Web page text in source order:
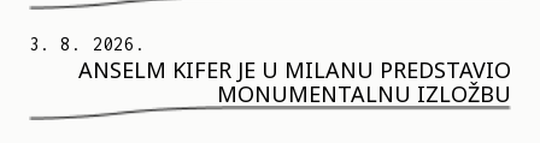
3. 8. 2026.
ANSELM KIFER JE U MILANU PREDSTAVIO
MONUMENTALNU IZLOŽBU